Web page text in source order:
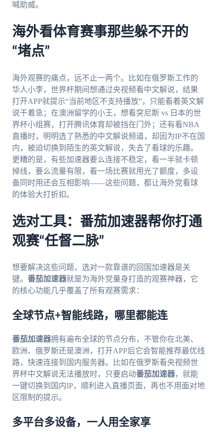
喊助威。
海外看体育赛事那些躲不开的
“堵点”
海外观赛的痛点，远不止一两个。比如在俄罗斯工作的
华人小李，世界杯期间想通过央视频看中文解说，结果
打开APP就提示“当前地区不支持播放”，只能看着英文解
说干着急；在澳洲留学的小王，想看突尼斯 vs 日本的世
界杯小组赛，打开腾讯体育却被挡在门外；还有看NBA
直播时，明明选了熟悉的中文解说频道，却因为IP不在国
内，被迫切换到陌生的英文解说，失去了看球的乐趣。
更糟的是，有些加速器要么连接不稳定，看一半就卡顿
掉线，要么流量有限，看一场比赛就用光了额度，多设
备同时用还会互相影响——这些问题，都让海外党看球
的体验大打折扣。
选对工具：番茄加速器帮你打通
观赛“任督二脉”
想要解决这些问题，选对一款靠谱的回国加速器是关
键。 番茄加速器就是为海外党量身打造的观赛神器，它
的核心功能几乎覆盖了所有观赛需求：
全球节点+智能线路，哪里都能连
番茄加速器拥有遍布全球的节点分布，不管你在北美、
欧洲、俄罗斯还是澳洲，打开APP后它会智能推荐最优线
路，快速连接到国内服务器。比如在俄罗斯看央视频世
界杯中文解说无法播放时，只要启动番茄加速器，就能
一键切换到国内IP，顺利进入直播页面，再也不用面对地
区限制的提示。
多平台多设备，一人用全家享